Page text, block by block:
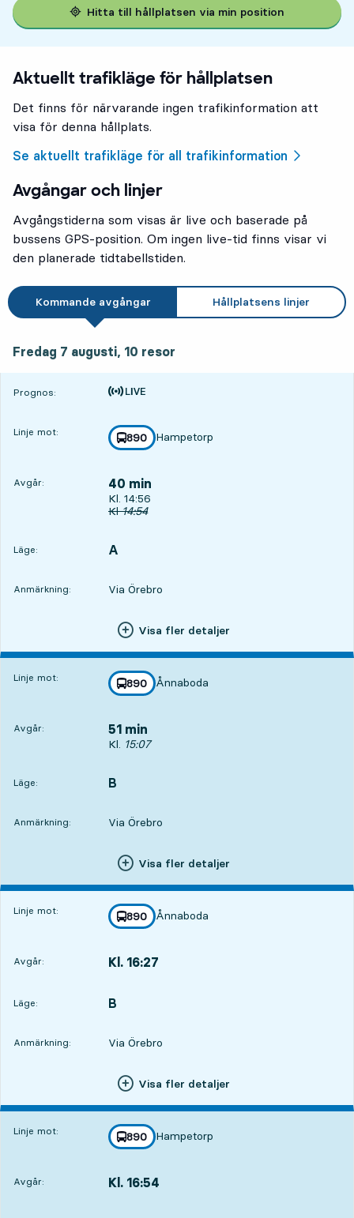
Hitta till hållplatsen via min position
Aktuellt trafikläge för hållplatsen
Det finns för närvarande ingen trafikinformation att
visa för denna hållplats.
Se aktuellt trafikläge för all trafikinformation
Avgångar och linjer
Avgångstiderna som visas är live och baserade på
bussens GPS-position. Om ingen live-tid finns visar vi
den planerade tidtabellstiden.
Kommande avgångar Hållplatsens linjer
Fredag 7 augusti, 10 resor
Prognos:
Tiden är prognos
Linje mot: linje
890
mot
Hampetorp
,
Avgår: 40 min
Avgår, Kl. 14:56, om 40 min
Kl. 14:56
Ursprunglig avgångstid
Kl14:54
Läge:
LÄGE, A
,
Anmärkning: Via Örebro
Visa fler detaljer
Linje mot: linje
890
mot
Ånnaboda
,
Avgår: 51 min
Avgår, Kl. 15:07, om 51 min
Kl. 15:07
Läge:
LÄGE, B
,
Anmärkning: Via Örebro
Visa fler detaljer
Linje mot: linje
890
mot
Ånnaboda
,
Avgår: Kl. 16:27
Läge:
LÄGE, B
,
Anmärkning: Via Örebro
Visa fler detaljer
Linje mot: linje
890
mot
Hampetorp
,
Avgår: Kl. 16:54